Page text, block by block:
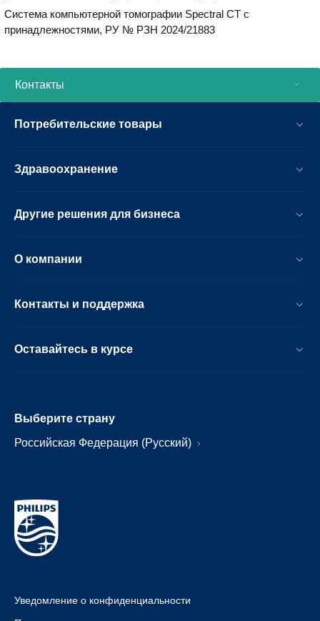
Система компьютерной томографии Spectral CT с
принадлежностями, РУ № РЗН 2024/21883
Контакты
Потребительские товары
Здравоохранение
Другие решения для бизнеса
О компании
Контакты и поддержка
Оставайтесь в курсе
Выберите страну
Российская Федерация (Русский)
Уведомление о конфиденциальности